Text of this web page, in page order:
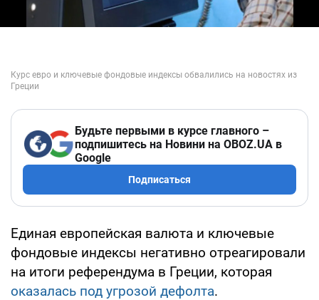
Будьте первыми в курсе главного –
подпишитесь на Новини на OBOZ.UA в
Google
Подписаться
Единая европейская валюта и ключевые
фондовые индексы негативно отреагировали
на итоги референдума в Греции, которая
оказалась под угрозой дефолта.